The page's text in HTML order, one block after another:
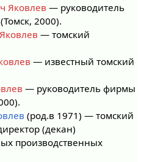
Яковлев — руководитель
2000).
— томский
— известный томский
— руководитель фирмы
(род.в 1971) — томский
(декан)
производственных